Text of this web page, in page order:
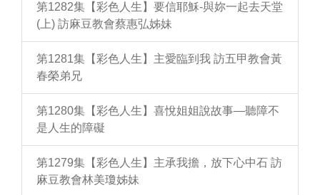
第1282集【彩色人生】要信耶穌-與妳一起去天堂
(上) 訪麻豆教會蔡惠弘姊妹
第1281集【彩色人生】主愛臨到我 訪五甲教會黃
春榮弟兄
第1280集【彩色人生】喜悅姐姐說故事—聽障不
是人生的障礙
第1279集【彩色人生】主承我擔，放下心中石 訪
麻豆教會林美瓊姊妹